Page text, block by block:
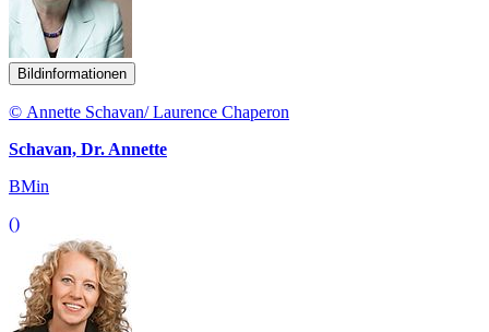
Bildinformationen
© Annette Schavan/ Laurence Chaperon
Schavan, Dr. Annette
BMin
()